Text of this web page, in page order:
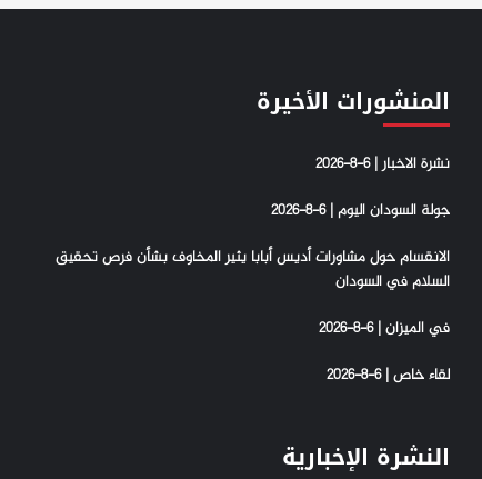
المنشورات الأخيرة
نشرة الاخبار | 6-8-2026
جولة السودان اليوم | 6-8-2026
الانقسام حول مشاورات أديس أبابا يثير المخاوف بشأن فرص تحقيق
السلام في السودان
في الميزان | 6-8-2026
لقاء خاص | 6-8-2026
النشرة الإخبارية